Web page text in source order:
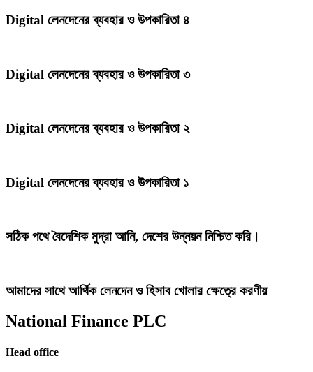
Digital লেনদেনের ব্যবহার ও উপকারিতা ৪
Digital লেনদেনের ব্যবহার ও উপকারিতা ৩
Digital লেনদেনের ব্যবহার ও উপকারিতা ২
Digital লেনদেনের ব্যবহার ও উপকারিতা ১
সঠিক পথে বৈদেশিক মুদ্রা আনি, দেশের উন্নয়ন নিশ্চিত করি।
আমাদের সাথে আর্থিক লেনদেন ও হিসাব খোলার ক্ষেত্রে করণীয়
National Finance PLC
Head office